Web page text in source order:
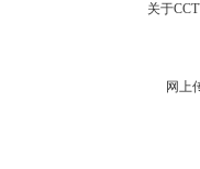
关于
网上